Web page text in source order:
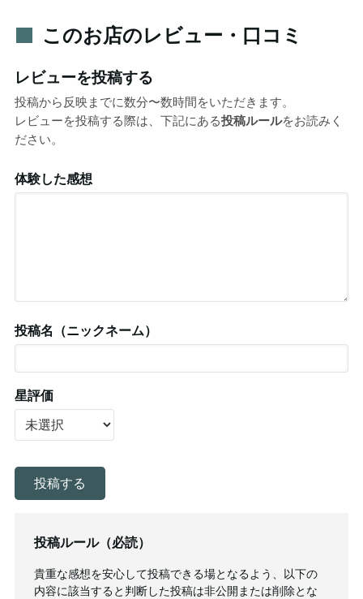
このお店のレビュー・口コミ
レビューを投稿する
投稿から反映までに数分〜数時間をいただきます。
レビューを投稿する際は、下記にある投稿ルールをお読みく
ださい。
体験した感想
投稿名（ニックネーム）
星評価
投稿ルール（必読）
貴重な感想を安心して投稿できる場となるよう、以下の
内容に該当すると判断した投稿は非公開または削除とな